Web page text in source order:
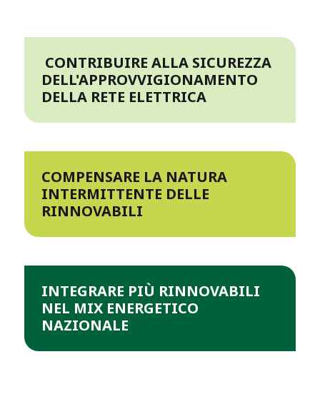
CONTRIBUIRE ALLA SICUREZZA
DELL'APPROVVIGIONAMENTO
DELLA RETE ELETTRICA
COMPENSARE LA NATURA
INTERMITTENTE DELLE
RINNOVABILI
INTEGRARE PIÙ RINNOVABILI
NEL MIX ENERGETICO
NAZIONALE